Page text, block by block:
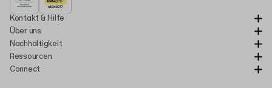
Kontakt & Hilfe
Über uns
Nachhaltigkeit
Ressourcen
Connect